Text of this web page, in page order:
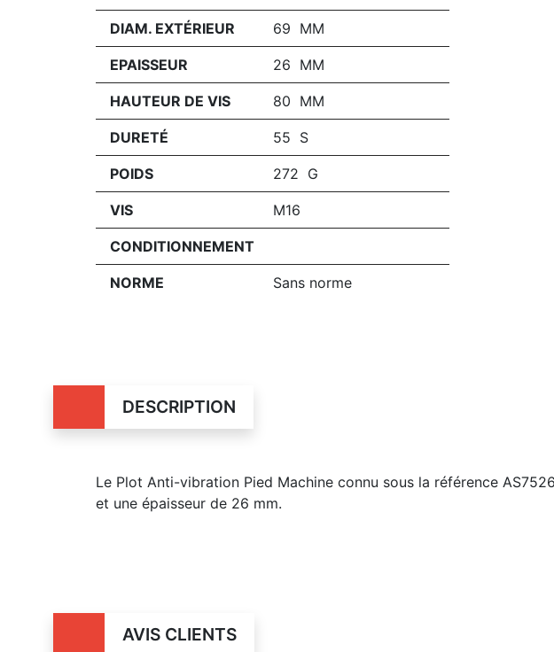
DIAM. EXTÉRIEUR 69 MM
EPAISSEUR 26 MM
HAUTEUR DE VIS 80 MM
DURETÉ 55 S
POIDS 272 G
VIS M16
CONDITIONNEMENT
NORME Sans norme
DESCRIPTION
Le Plot Anti-vibration Pied Machine connu sous la référence
et une épaisseur de 26 mm.
AVIS CLIENTS